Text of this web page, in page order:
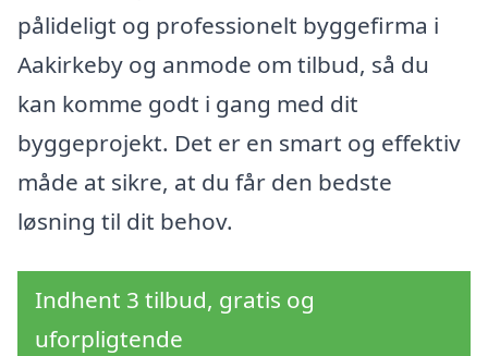
pålideligt og professionelt byggefirma i
Aakirkeby og anmode om tilbud, så du
kan komme godt i gang med dit
byggeprojekt. Det er en smart og effektiv
måde at sikre, at du får den bedste
løsning til dit behov.
Indhent 3 tilbud, gratis og
uforpligtende